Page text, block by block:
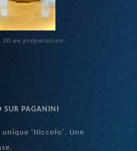
3D en préparation
PAGANINI
'Niccolo'. Une